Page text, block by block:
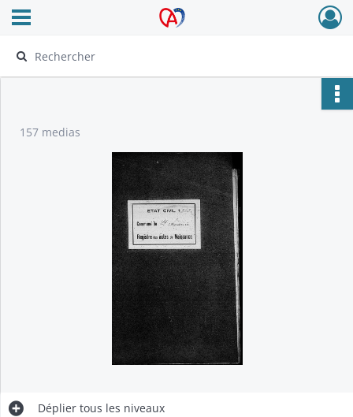
Archives Alsace - Colmar
Ouvrir le menu déroulant
157 medias
Déplier tous les niveaux